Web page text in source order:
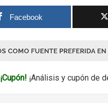
Facebook
¡Cupón! ¡Análisis y cupón de